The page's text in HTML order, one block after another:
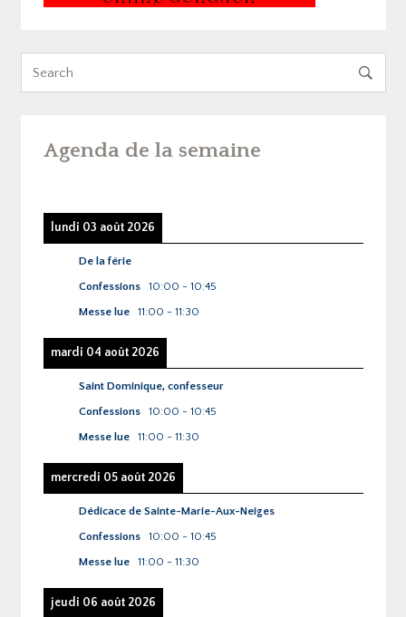

Agenda de la semaine
lundi 03 août 2026
De la férie
Confessions
10:00 - 10:45
Messe lue
11:00 - 11:30
mardi 04 août 2026
Saint Dominique, confesseur
Confessions
10:00 - 10:45
Messe lue
11:00 - 11:30
mercredi 05 août 2026
Dédicace de Sainte-Marie-Aux-Neiges
Confessions
10:00 - 10:45
Messe lue
11:00 - 11:30
jeudi 06 août 2026